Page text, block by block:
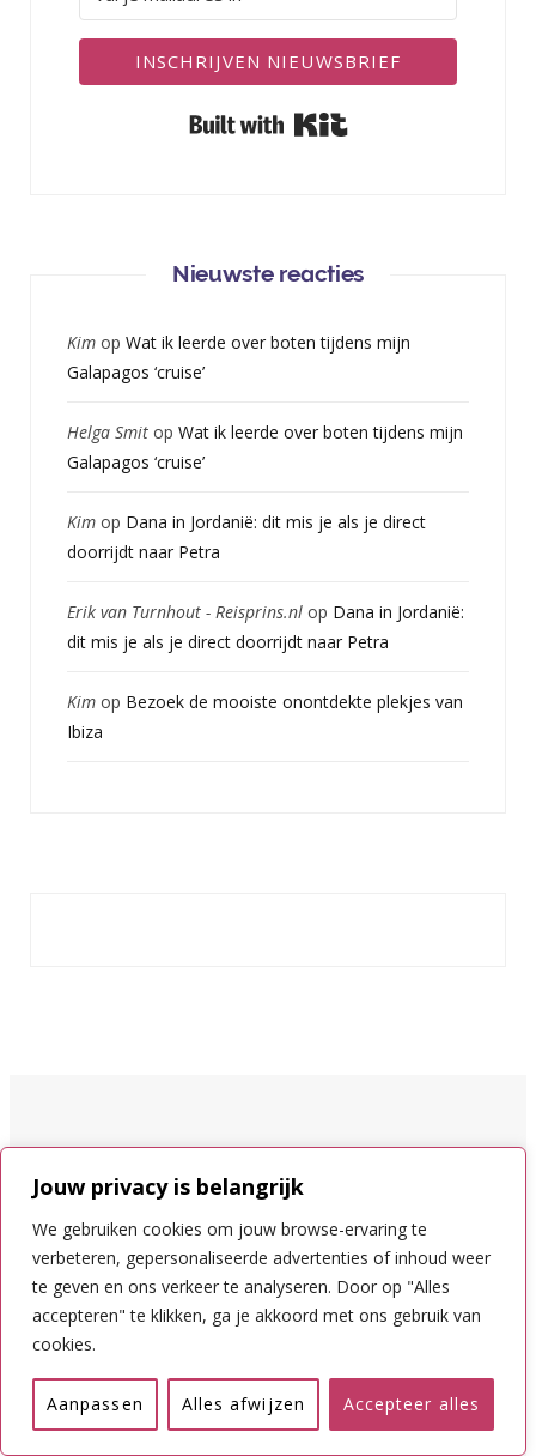
Jouw privacy is belangrijk
We gebruiken cookies om jouw browse-ervaring te
verbeteren, gepersonaliseerde advertenties of inhoud weer
te geven en ons verkeer te analyseren. Door op "Alles
accepteren" te klikken, ga je akkoord met ons gebruik van
cookies.
Aanpassen Alles afwijzen Accepteer alles
INSCHRIJVEN NIEUWSBRIEF
Nieuwste reacties
Kim op Wat ik leerde over boten tijdens mijn
Galapagos ‘cruise’
Helga Smit op Wat ik leerde over boten tijdens mijn
Galapagos ‘cruise’
Kim op Dana in Jordanië: dit mis je als je direct
doorrijdt naar Petra
Erik van Turnhout - Reisprins.nl op Dana in Jordanië:
dit mis je als je direct doorrijdt naar Petra
Kim op Bezoek de mooiste onontdekte plekjes van
Ibiza
Nieuwste blogs
Proef de Drôme: truffels, wijn en meer
Nyons tips: het olijfstadje van de Drôme
La Garde-Adhémar